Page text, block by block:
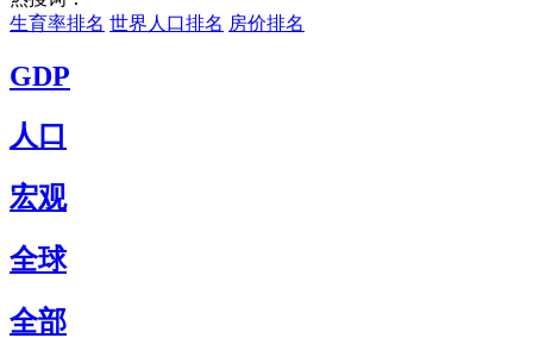
生育率排名 世界人口排名 房价排名
GDP
人口
宏观
全球
全部